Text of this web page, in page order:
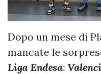
Dopo un mese di
mancate le
Liga Endesa: